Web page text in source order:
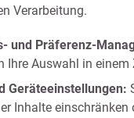
Verarbeitung.
und Präferenz-
Ihre Auswahl in
Geräteeinstellungen:
Inhalte